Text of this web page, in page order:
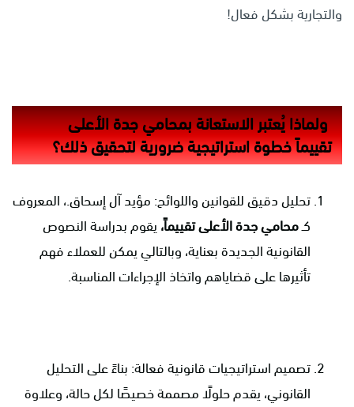
والتجارية بشكل فعال!
ولماذا يُعتبر الاستعانة بمحامي جدة الأعلى
تقييماً خطوة استراتيجية ضرورية لتحقيق ذلك؟
تحليل دقيق للقوانين واللوائح: مؤيد آل إسحاق.، المعروف
كـمحامي جدة الأعلى تقييماً، يقوم بدراسة النصوص
القانونية الجديدة بعناية، وبالتالي يمكن للعملاء فهم
تأثيرها على قضاياهم واتخاذ الإجراءات المناسبة.
تصميم استراتيجيات قانونية فعالة: بناءً على التحليل
القانوني، يقدم حلولًا مصممة خصيصًا لكل حالة، وعلاوة